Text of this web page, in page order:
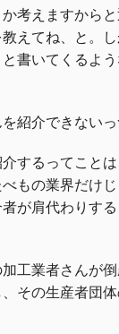
考えますから
えてね、と。
書いてくるよ
紹介できないっ
するってこと
もの業界だけ
が肩代わりす
工業者さんが
その生産者団